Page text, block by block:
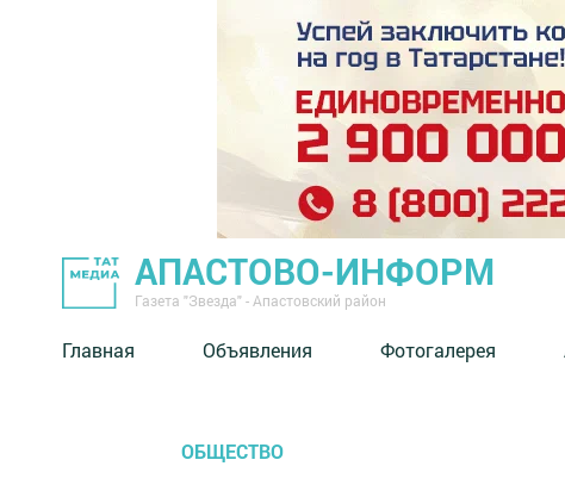
АПАСТОВО-ИНФОРМ
Газета "Звезда" - Апастовский район
Главная Объявления Фотогалерея
ОБЩЕСТВО